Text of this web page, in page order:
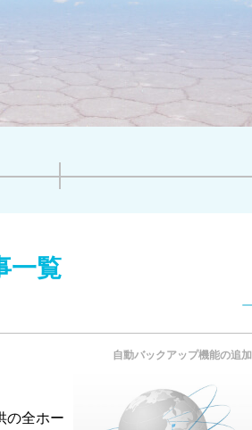
一覧
自動バックアップ機能の追加
の全ホー